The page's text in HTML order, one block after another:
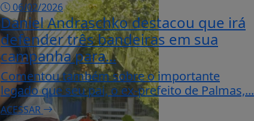
06/02/2026
Daniel Andraschko destacou que irá
defender três bandeiras em sua
campanha para...
Comentou também sobre o importante
legado que seu pai, o ex-prefeito de Palmas,...
ACESSAR